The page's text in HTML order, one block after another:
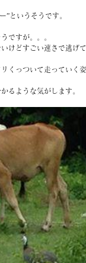
”というそうです。
ですが。。。
けどすごい速さで逃げて
くっついて走っていく
るような気がします。